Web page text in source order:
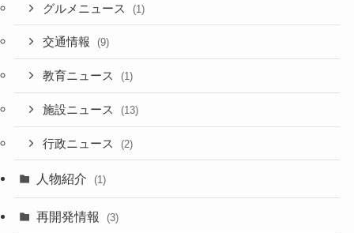
グルメニュース (1)
交通情報 (9)
教育ニュース (1)
施設ニュース (13)
行政ニュース (2)
人物紹介 (1)
再開発情報 (3)